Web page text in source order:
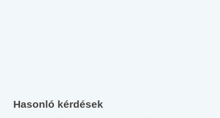
Hasonló kérdések